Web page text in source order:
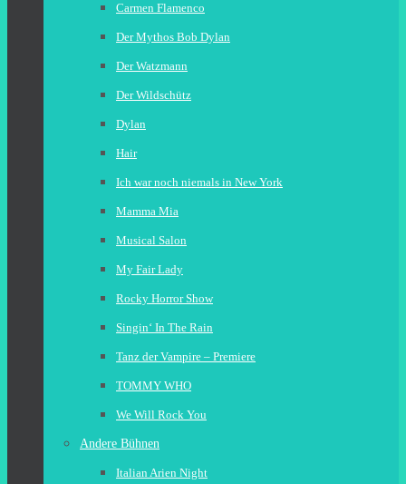
Carmen Flamenco
Der Mythos Bob Dylan
Der Watzmann
Der Wildschütz
Dylan
Hair
Ich war noch niemals in New York
Mamma Mia
Musical Salon
My Fair Lady
Rocky Horror Show
Singin‘ In The Rain
Tanz der Vampire – Premiere
TOMMY WHO
We Will Rock You
Andere Bühnen
Italian Arien Night